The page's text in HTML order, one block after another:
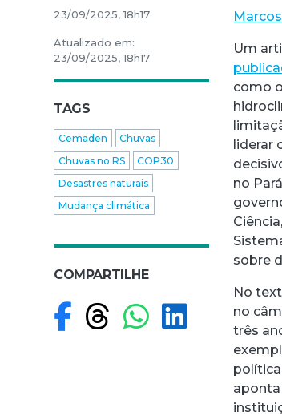
Um
como
liderar
no
sobre
No
no
três
aponta
23/09/2025, 18h17
Atualizado em:
23/09/2025, 18h17
TAGS
Cemaden
Chuvas
Chuvas no RS
COP30
Desastres naturais
Mudança climática
COMPARTILHE